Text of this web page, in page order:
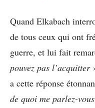
Quand Elkabach
de tous ceux qui ont
guerre, et lui fait
pouvez pas l’acquitter
a cette réponse
de quoi me parlez-